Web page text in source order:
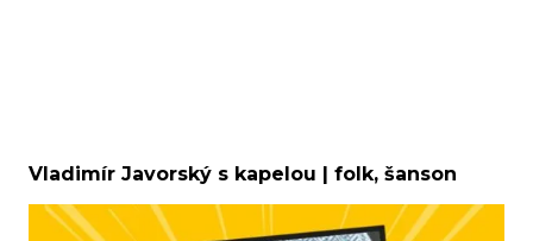
Vladimír Javorský s kapelou | folk, šanson